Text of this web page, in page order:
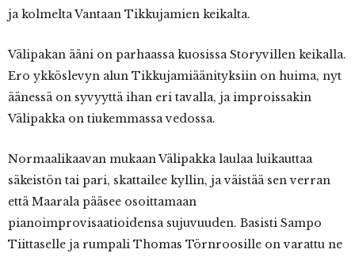
ja kolmelta Vantaan Tikkujamien keikalta.
Välipakan ääni on parhaassa kuosissa Storyvillen keikalla.
Ero ykköslevyn alun Tikkujamiäänityksiin on huima, nyt
äänessä on syvyyttä ihan eri tavalla, ja improissakin
Välipakka on tiukemmassa vedossa.
Normaalikaavan mukaan Välipakka laulaa luikauttaa
säkeistön tai pari, skattailee kyllin, ja väistää sen verran
että Maarala pääsee osoittamaan
pianoimprovisaatioidensa sujuvuuden. Basisti Sampo
Tiittaselle ja rumpali Thomas Törnroosille on varattu ne